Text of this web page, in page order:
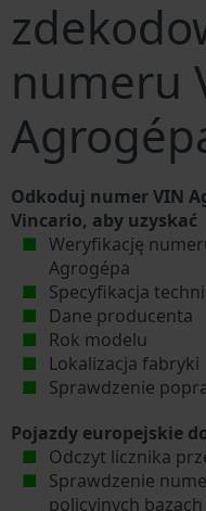
numeru
Odkoduj numer VIN
Vincario, aby uzyskać
Weryfikację
Agrogépa
Specyfikacja
Dane producenta
Rok modelu
Lokalizacja fabryki
Sprawdzenie
Pojazdy europejskie
Odczyt licznika
Sprawdzenie
policyjnych